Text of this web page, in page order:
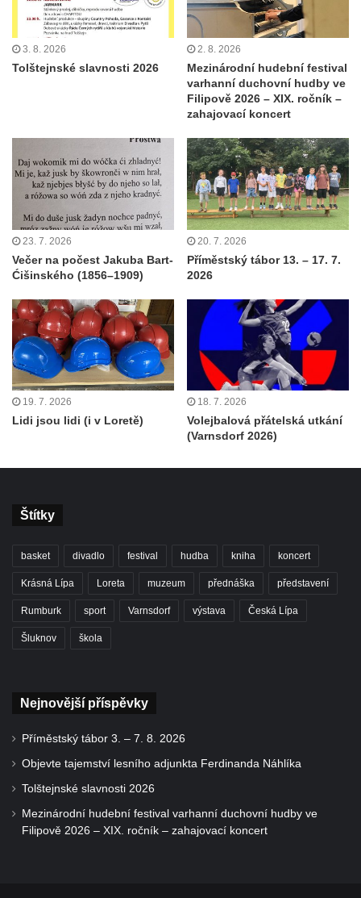
3. 8. 2026
Tolštejnské slavnosti 2026
2. 8. 2026
Mezinárodní hudební festival
varhanní duchovní hudby ve
Filipově 2026 – XIX. ročník –
zahajovací koncert
23. 7. 2026
Večer na počest Jakuba Bart-
Ćišinského (1856–1909)
20. 7. 2026
Příměstský tábor 13. – 17. 7.
2026
19. 7. 2026
Lidi jsou lidi (i v Loretě)
18. 7. 2026
Volejbalová přátelská utkání
(Varnsdorf 2026)
Štítky
basket divadlo festival hudba kniha koncert
Krásná Lípa Loreta muzeum přednáška představení
Rumburk sport Varnsdorf výstava Česká Lípa
Šluknov škola
Nejnovější příspěvky
Příměstský tábor 3. – 7. 8. 2026
Objevte tajemství lesního adjunkta Ferdinanda Náhlíka
Tolštejnské slavnosti 2026
Mezinárodní hudební festival varhanní duchovní hudby ve
Filipově 2026 – XIX. ročník – zahajovací koncert